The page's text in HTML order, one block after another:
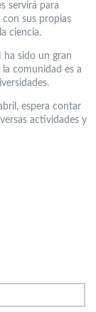
servirá para
sus propias
ciencia.
ha sido un gran
comunidad es a
espera contar
actividades y